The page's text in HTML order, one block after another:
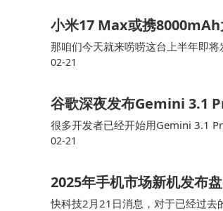
小米17 Max或携8000mAh
那咱们今天就来唠唠这台上半年即
像和价格问题。 说是上半年发布，
02-21
谷歌深夜发布Gemini 3.1
很多开发者已经开始用Gemini 3.1
开发，并感叹：“随着 Gemini 3.1 P…
02-21
2025年手机市场新机发布
快科技2月21日消息，对于已经过去